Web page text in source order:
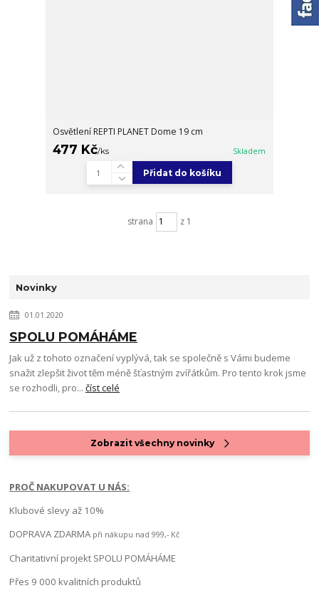
Osvětlení REPTI PLANET Dome 19 cm
477 Kč/ks Skladem
Přidat do košíku
strana z 1
Novinky
01.01.2020
SPOLU POMÁHÁME
Jak už z tohoto označení vyplývá, tak se společně s Vámi budeme
snažit zlepšit život těm méně šťastným zvířátkům. Pro tento krok jsme
se rozhodli, pro...číst celé
Zobrazit všechny novinky
PROČ NAKUPOVAT U NÁS:
Klubové slevy až 10%
DOPRAVA ZDARMA při nákupu nad 999,- Kč
Charitativní projekt SPOLU POMÁHÁME
Přes 9 000 kvalitních produktů